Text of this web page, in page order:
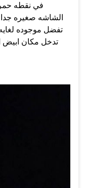
تدخل مكان ابيض